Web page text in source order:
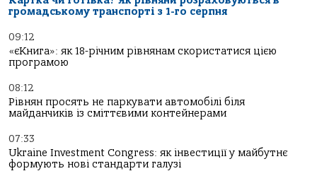
громадському транспорті з 1-го серпня
09:12
«єКнига»: як 18-річним рівнянам скористатися цією
програмою
08:12
Рівнян просять не паркувати автомобілі біля
майданчиків із сміттєвими контейнерами
07:33
Ukraine Investment Congress: як інвестиції у майбутнє
формують нові стандарти галузі